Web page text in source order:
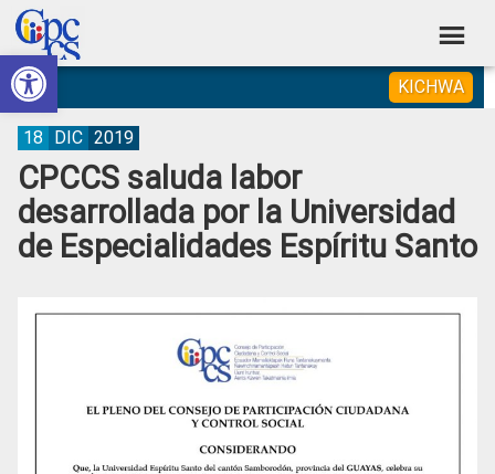
Abrir barra de herramientas
Skip
to
primary
navigation
Skip
to
main
content
Skip
to
primary
sidebar
Skip
to
footer
Consejo
de
Participación
Ciudadana
Control
Construyendo
Poder
Ciudadano
KICHWA
CPCCS saluda labor
desarrollada por la Universidad
de Especialidades Espíritu Santo
18 DIC 2019